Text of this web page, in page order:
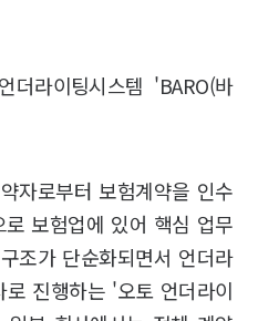
더라이팅시스템 'BARO(바
자로부터 보험계약을 인수
보험업에 있어 핵심 업무
조가 단순화되면서 언더라
진행하는 '오토 언더라이